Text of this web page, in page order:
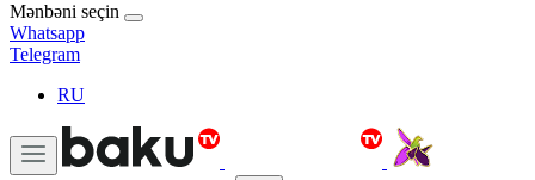
Mənbəni seçin
Whatsapp
Telegram
RU